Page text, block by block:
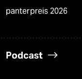
panterpreis 2026
Podcast